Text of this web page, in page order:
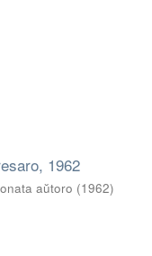
1962
aŭtoro (1962)